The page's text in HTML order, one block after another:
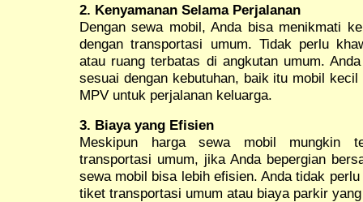
2. Kenyamanan Selama Perjalanan
Dengan sewa mobil, Anda bisa menikmati
dengan transportasi umum. Tidak perlu
atau ruang terbatas di angkutan umum.
sesuai dengan kebutuhan, baik itu mobil
MPV untuk perjalanan keluarga.
3. Biaya yang Efisien
Meskipun harga sewa mobil mungkin
transportasi umum, jika Anda bepergian
sewa mobil bisa lebih efisien. Anda tidak
tiket transportasi umum atau biaya parkir